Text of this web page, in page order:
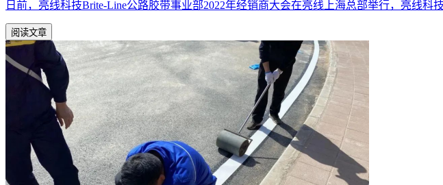
日前，亮线科技Brite-Line公路胶带事业部2022年经销商大会在亮线上海总部举行，亮线
阅读文章